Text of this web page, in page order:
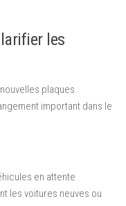
les
plaques
important dans le
en attente
les voitures neuves ou